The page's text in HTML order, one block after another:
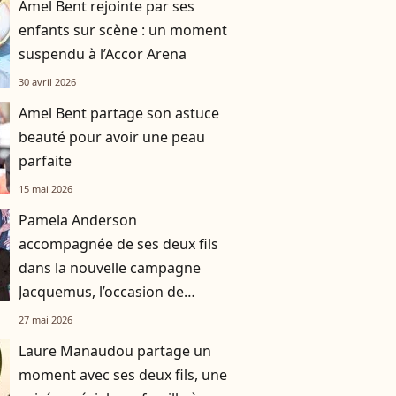
Amel Bent rejointe par ses
enfants sur scène : un moment
suspendu à l’Accor Arena
30 avril 2026
Amel Bent partage son astuce
beauté pour avoir une peau
parfaite
15 mai 2026
Pamela Anderson
accompagnée de ses deux fils
dans la nouvelle campagne
Jacquemus, l’occasion de
célébrer un moment très
27 mai 2026
Laure Manaudou partage un
moment avec ses deux fils, une